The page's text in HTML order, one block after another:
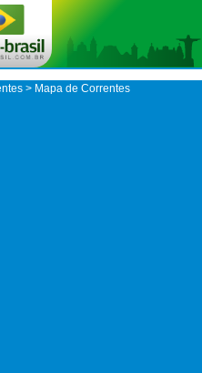
> Mapa de Correntes